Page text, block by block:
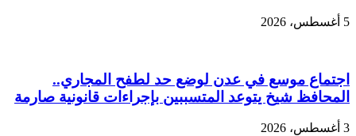
5 أغسطس، 2026
اجتماع موسع في عدن لوضع حد لطفح المجاري..
المحافظ شيخ يتوعد المتسببين بإجراءات قانونية صارمة
3 أغسطس، 2026